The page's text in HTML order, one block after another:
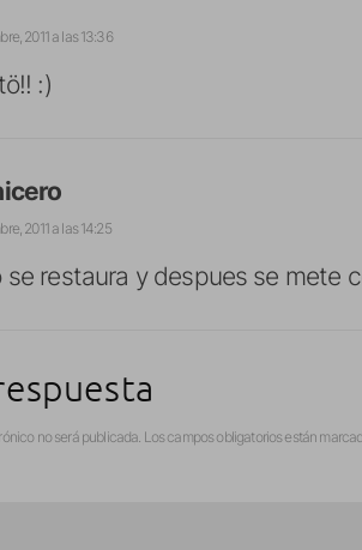
2011 a las 13:36
:)
2011 a las 14:25
se restaura y despues se mete
no será publicada. Los campos obligatorios están